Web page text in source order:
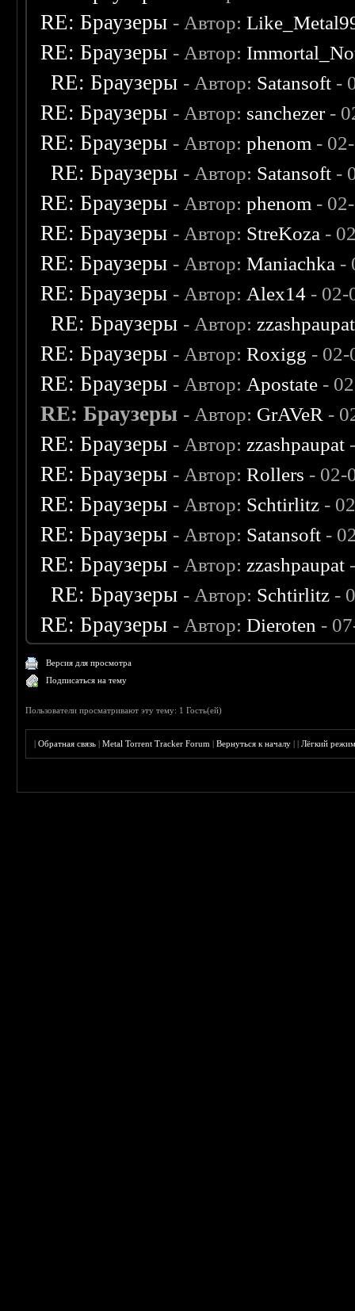
RE: Браузеры - Автор:
RE: Браузеры - Автор:
RE: Браузеры - Автор: Satansoft -
RE: Браузеры - Автор: sanchezer-
RE: Браузеры - Автор:phenom -
RE: Браузеры - Автор: Satansoft -
RE: Браузеры - Автор:phenom -
RE: Браузеры - Автор: StreKoza -
RE: Браузеры - Автор:Maniachka -
RE: Браузеры - Автор: Alex14 - 02-
RE: Браузеры - Автор: zzashpaupat
RE: Браузеры - Автор:Roxigg -
RE: Браузеры - Автор: Apostate -
RE: Браузеры - Автор: GrAVeR -
RE: Браузеры - Автор: zzashpaupat
RE: Браузеры - Автор:Rollers - 02-
RE: Браузеры - Автор: Schtirlitz -
RE: Браузеры - Автор: Satansoft -
RE: Браузеры - Автор: zzashpaupat
RE: Браузеры - Автор: Schtirlitz -
RE: Браузеры - Автор:Dieroten -
Версия для просмотра
Подписаться на тему
Пользователи просматривают эту тему: 1 Гость(ей)
|Обратная связь |Metal Torrent Tracker Forum |Вернуться к началу ||Лёгкий